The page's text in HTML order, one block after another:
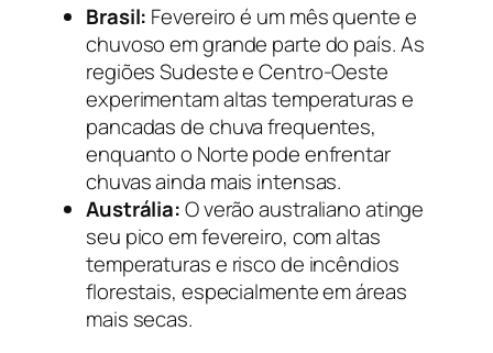
Brasil: Fevereiro é um mês quente e
chuvoso em grande parte do país. As
regiões Sudeste e Centro-Oeste
experimentam altas temperaturas e
pancadas de chuva frequentes,
enquanto o Norte pode enfrentar
chuvas ainda mais intensas.
Austrália:O verão australiano atinge
seu pico em fevereiro, com altas
temperaturas e risco de incêndios
florestais, especialmente em áreas
mais secas.